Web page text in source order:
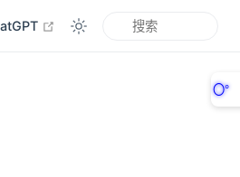
open in new window
〇°